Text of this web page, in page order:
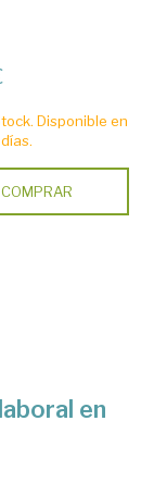
Disponible en
COMPRAR
en